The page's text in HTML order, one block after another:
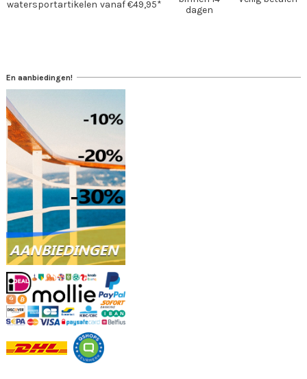
watersportartikelen vanaf €49,95*
dagen
En aanbiedingen!